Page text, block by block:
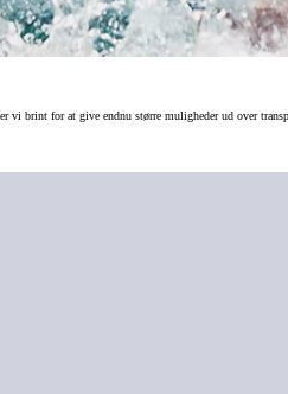
brint for at give endnu større muligheder ud over